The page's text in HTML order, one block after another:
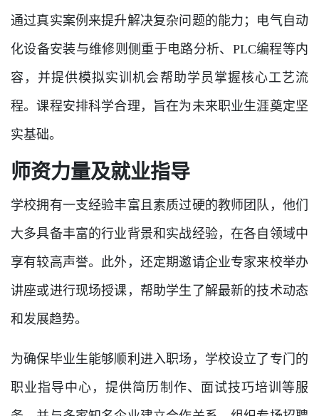
通过真实案例来提升解决复杂问题的能力；电气自动
化设备安装与维修则侧重于电路分析、PLC编程等内
容，并提供模拟实训机会帮助学员掌握核心工艺流
程。课程安排科学合理，旨在为未来职业生涯奠定坚
实基础。
师资力量及就业指导
学校拥有一支经验丰富且素质过硬的教师团队，他们
大多具备丰富的行业背景和实战经验，在各自领域中
享有较高声誉。此外，还定期邀请企业专家来校举办
讲座或进行现场授课，帮助学生了解最新的技术动态
和发展趋势。
为确保毕业生能够顺利进入职场，学校设立了专门的
职业指导中心，提供简历制作、面试技巧培训等服